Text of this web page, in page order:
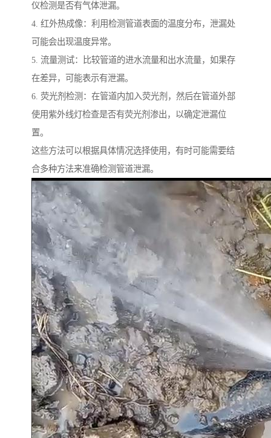
仪检测是否有气体泄漏。
4. 红外热成像：利用检测管道表面的温度分布，泄漏处
可能会出现温度异常。
5. 流量测试：比较管道的进水流量和出水流量，如果存
在差异，可能表示有泄漏。
6. 荧光剂检测：在管道内加入荧光剂，然后在管道外部
使用紫外线灯检查是否有荧光剂渗出，以确定泄漏位
置。
这些方法可以根据具体情况选择使用，有时可能需要结
合多种方法来准确检测管道泄漏。